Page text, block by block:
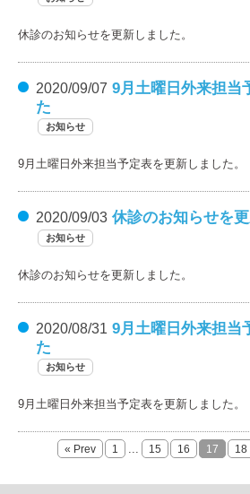
休診のお知らせを更新しました。
2020/09/07 9月土曜日外来担当
た
お知らせ
9月土曜日外来担当予定表を更新しました。
2020/09/03 休診のお知らせを
お知らせ
休診のお知らせを更新しました。
2020/08/31 9月土曜日外来担当
た
お知らせ
9月土曜日外来担当予定表を更新しました。
« Prev 1 ... 15 16 17 18